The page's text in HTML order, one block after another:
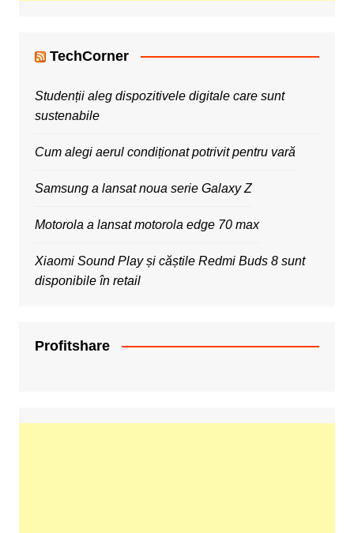
TechCorner
Studenții aleg dispozitivele digitale care sunt
sustenabile
Cum alegi aerul condiționat potrivit pentru vară
Samsung a lansat noua serie Galaxy Z
Motorola a lansat motorola edge 70 max
Xiaomi Sound Play și căștile Redmi Buds 8 sunt
disponibile în retail
Profitshare